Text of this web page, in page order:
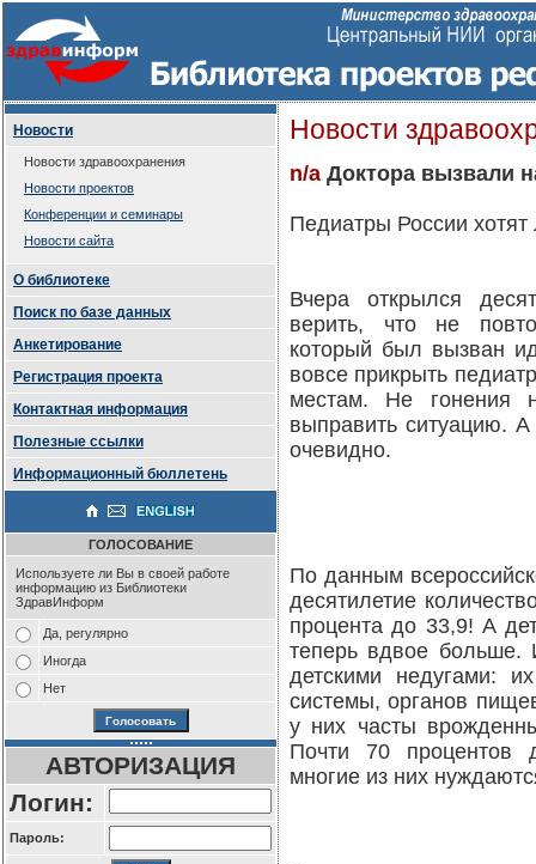
Новости
Новости здравоохранения
Новости проектов
Конференции и семинары
Новости сайта
О библиотеке
Поиск по базе данных
Анкетирование
Регистрация проекта
Контактная информация
Полезные ссылки
Информационный бюллетень
ГОЛОСОВАНИЕ
Используете ли Вы в своей работе
информацию из Библиотеки
ЗдравИнформ
Да, регулярно
Иногда
Нет
АВТОРИЗАЦИЯ
Логин:
Пароль:
Новости
n/a Доктора вызвали
Педиатры России хотят
Вчера открылся
верить, что не
который был вызван
вовсе прикрыть
местам. Не гонения
выправить ситуацию.
очевидно.
По данным
десятилетие
процента до 33,9! А
теперь вдвое больше.
детскими недугами:
системы, органов
у них часты
Почти 70 процентов
многие из них